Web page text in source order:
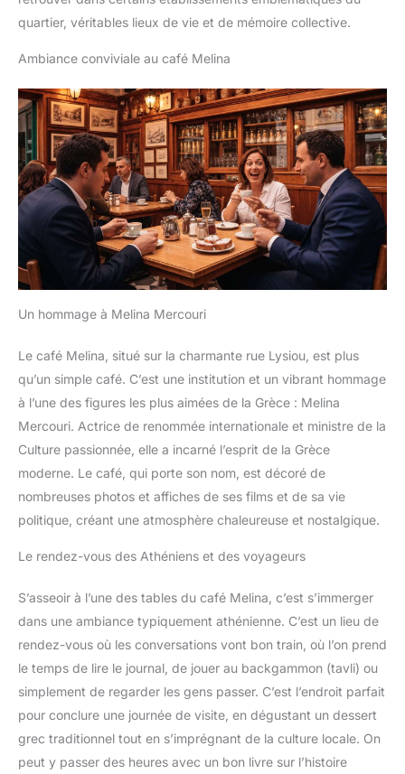
quartier, véritables lieux de vie et de mémoire collective.
Ambiance conviviale au café Melina
Un hommage à Melina Mercouri
Le café Melina, situé sur la charmante rue Lysiou, est plus
qu’un simple café. C’est une institution et un vibrant hommage
à l’une des figures les plus aimées de la Grèce : Melina
Mercouri. Actrice de renommée internationale et ministre de la
Culture passionnée, elle a incarné l’esprit de la Grèce
moderne. Le café, qui porte son nom, est décoré de
nombreuses photos et affiches de ses films et de sa vie
politique, créant une atmosphère chaleureuse et nostalgique.
Le rendez-vous des Athéniens et des voyageurs
S’asseoir à l’une des tables du café Melina, c’est s’immerger
dans une ambiance typiquement athénienne. C’est un lieu de
rendez-vous où les conversations vont bon train, où l’on prend
le temps de lire le journal, de jouer au backgammon (tavli) ou
simplement de regarder les gens passer. C’est l’endroit parfait
pour conclure une journée de visite, en dégustant un dessert
grec traditionnel tout en s’imprégnant de la culture locale. On
peut y passer des heures avec un bon livre sur l’histoire